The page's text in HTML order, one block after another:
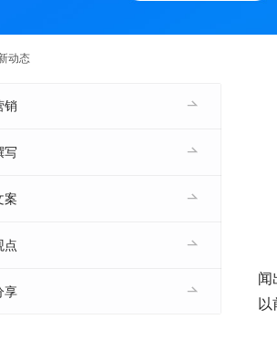
动态
闻
以
销
写
案
点
享